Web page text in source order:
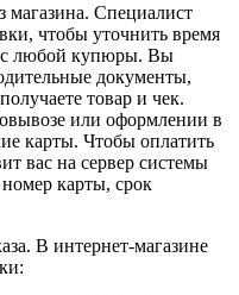
Специалист
чтобы уточнить время
с любой купюры. Вы
документы,
товар и чек.
или оформлении в
карты. Чтобы оплатить
вас на сервер системы
карты, срок
В интернет-магазине